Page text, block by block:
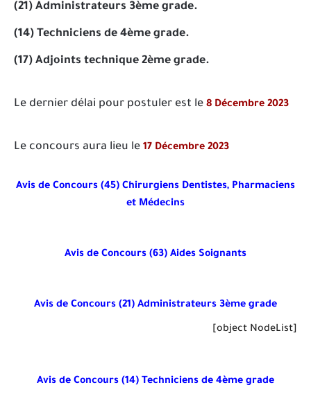
(21) Administrateurs 3ème grade.
(14) Techniciens de 4ème grade.
(17) Adjoints technique 2ème grade.
Le dernier délai pour postuler est le 8 Décembre 2023
Le concours aura lieu le 17 Décembre 2023
Avis de Concours (45) Chirurgiens Dentistes, Pharmaciens
et Médecins
Avis de Concours (63) Aides Soignants
Avis de Concours (21) Administrateurs 3ème grade
[object NodeList]
Avis de Concours (14) Techniciens de 4ème grade